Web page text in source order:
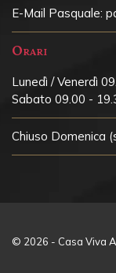
E-Mail Pasquale:
Orari
Lunedì / Venerdì
Sabato 09.00 -
Chiuso Domenica
© 2026 - Casa Viva